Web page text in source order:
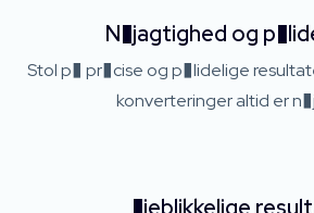
N�jagtighed og
Stol p� pr�cise og p�lidelige
konverteringer altid er
�jeblikkelige